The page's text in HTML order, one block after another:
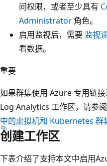
问权限，或者至少具有
Administrator 角色。
启用监视后，需要 监视
看数据。
重要
如果群集使用 Azure 专用链
Log Analytics 工作区，请参阅
中的虚拟机和 Kubernetes 群
创建工作区
下表介绍了支持本文中启用